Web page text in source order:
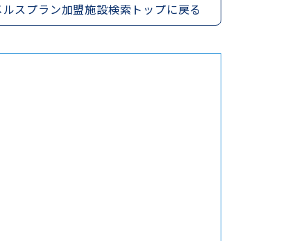
ルスプラン加盟施設検索トップに戻る